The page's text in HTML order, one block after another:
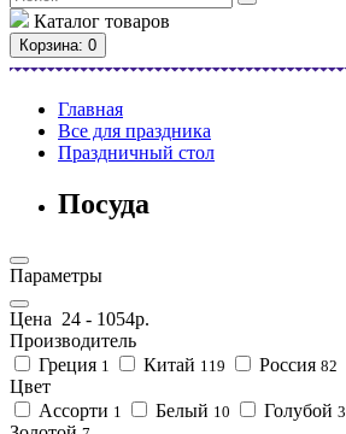
Каталог товаров
Корзина: 0
Главная
Все для праздника
Праздничный стол
Посуда
Параметры
Цена 24 - 1054р.
Производитель
Греция 1 Китай 119 Россия 82
Цвет
Ассорти 1 Белый 10 Голубой 3